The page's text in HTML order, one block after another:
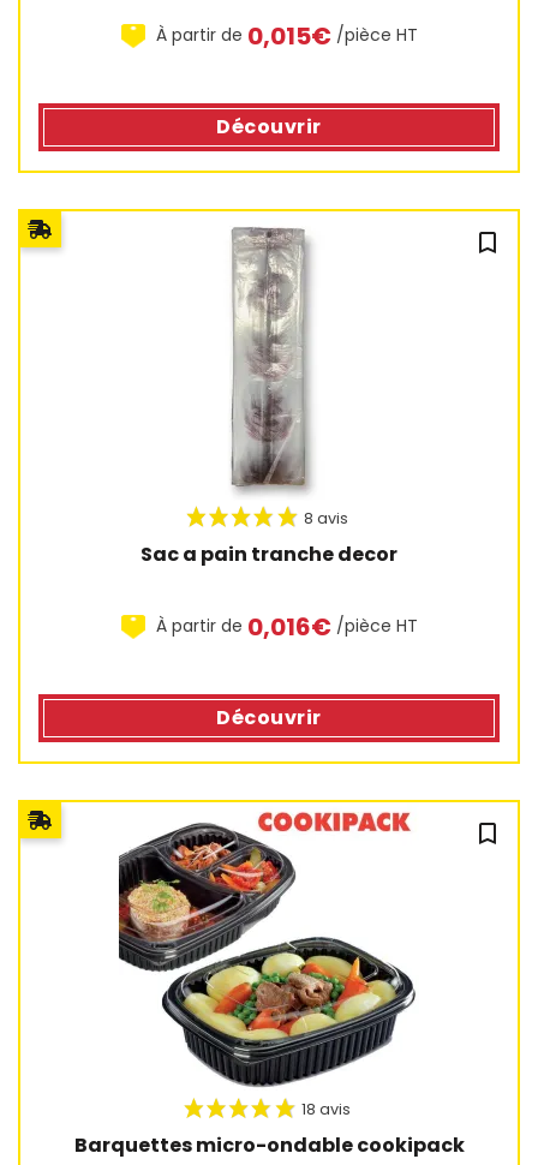
15 avis
47 avis
À partir de 0,015€ /pièce HT
Découvrir
bookmark_outline
Sac a pain tranche decor
À partir de 0,016€ /pièce HT
Découvrir
bookmark_outline
Barquettes micro-ondable cookipack